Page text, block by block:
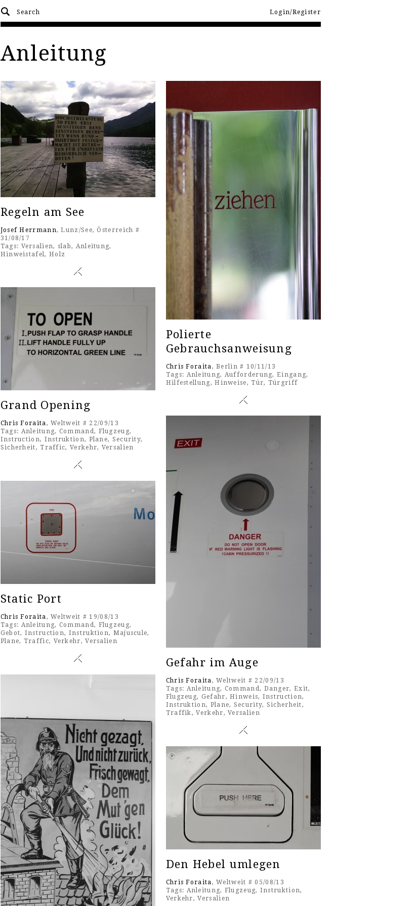
Login/Register
Anleitung
Regeln am See
Josef Herrmann, Lunz/See, Österreich #
31/08/17
Tags: Versalien, slab, Anleitung,
Hinweistafel, Holz
Polierte
Gebrauchsanweisung
Chris Foraita, Berlin # 10/11/13
Tags: Anleitung, Aufforderung,Eingang,
Hilfestellung,Hinweise,Tür, Türgriff
Grand Opening
Chris Foraita, Weltweit # 22/09/13
Tags: Anleitung, Command, Flugzeug,
Instruction, Instruktion, Plane, Security,
Sicherheit,Traffic,Verkehr, Versalien
Gefahr im Auge
Chris Foraita, Weltweit # 22/09/13
Tags: Anleitung, Command, Danger, Exit,
Flugzeug, Gefahr,Hinweis, Instruction,
Instruktion, Plane, Security, Sicherheit,
Traffik,Verkehr,Versalien
Static Port
Chris Foraita, Weltweit # 19/08/13
Tags: Anleitung, Command, Flugzeug,
Gebot, Instruction, Instruktion, Majuscule,
Plane, Traffic, Verkehr,Versalien
Den Hebel umlegen
Chris Foraita, Weltweit # 05/08/13
Tags: Anleitung, Flugzeug, Instruktion,
Verkehr,Versalien